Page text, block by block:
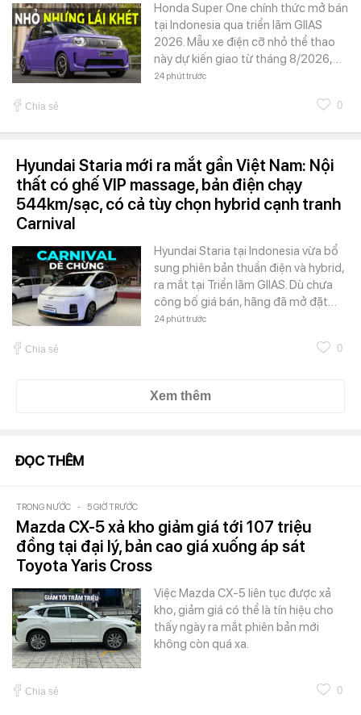
Honda Super One chính thức mở bán
tại Indonesia qua triển lãm GIIAS
2026. Mẫu xe điện cỡ nhỏ thể thao
này dự kiến giao từ tháng 8/2026,…
24 phút trước
Chia sẻ 0
Hyundai Staria mới ra mắt gần Việt Nam: Nội
thất có ghế VIP massage, bản điện chạy
544km/sạc, có cả tùy chọn hybrid cạnh tranh
Carnival
Hyundai Staria tại Indonesia vừa bổ
sung phiên bản thuần điện và hybrid,
ra mắt tại Triển lãm GIIAS. Dù chưa
công bố giá bán, hãng đã mở đặt…
24 phút trước
Chia sẻ 0
Xem thêm
ĐỌC THÊM
TRONG NƯỚC - 5 GIỜ TRƯỚC
Mazda CX-5 xả kho giảm giá tới 107 triệu
đồng tại đại lý, bản cao giá xuống áp sát
Toyota Yaris Cross
Việc Mazda CX-5 liên tục được xả
kho, giảm giá có thể là tín hiệu cho
thấy ngày ra mắt phiên bản mới
không còn quá xa.
Chia sẻ 0